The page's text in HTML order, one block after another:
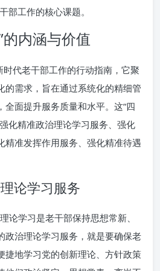
部工作的核心课题。
的内涵与价值
时代老干部工作的行动指南，它聚
的需求，旨在通过系统化的精细管
全面提升服务质量和水平。这“四
化精准政治理论学习服务、强化
精准发挥作用服务、强化精准待遇
论学习服务
论学习是老干部保持思想常新、
政治理论学习服务，就是要确保老
捷地学习党的创新理论、方针政策